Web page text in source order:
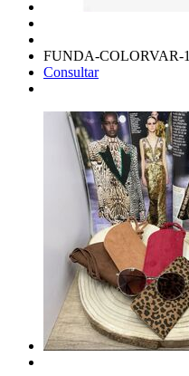
FUNDA-COLORVAR-1
Consultar